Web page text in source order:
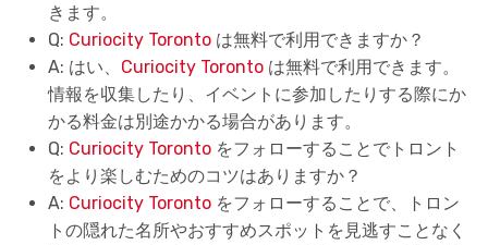
きます。
Q: Curiocity Torontoは無料で利用できますか？
A: はい、 Curiocity Torontoは無料で利用できます。
情報を収集したり、イベントに参加したりする際にか
かる料金は別途かかる場合があります。
Q: Curiocity Torontoをフォローすることでトロント
をより楽しむためのコツはありますか？
A: Curiocity Torontoをフォローすることで、トロン
トの隠れた名所やおすすめスポットを見逃すことなく